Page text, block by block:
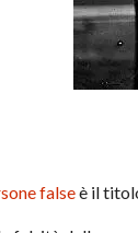
falseè il